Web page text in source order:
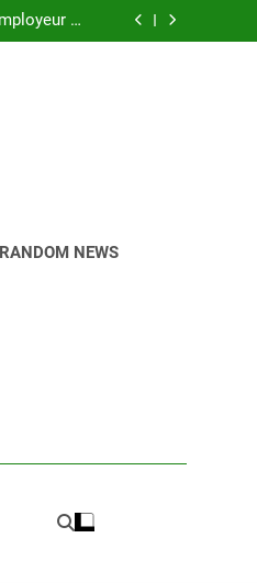
en 2025 ?
en
2025 ?
en 2025 ?
RANDOM NEWS